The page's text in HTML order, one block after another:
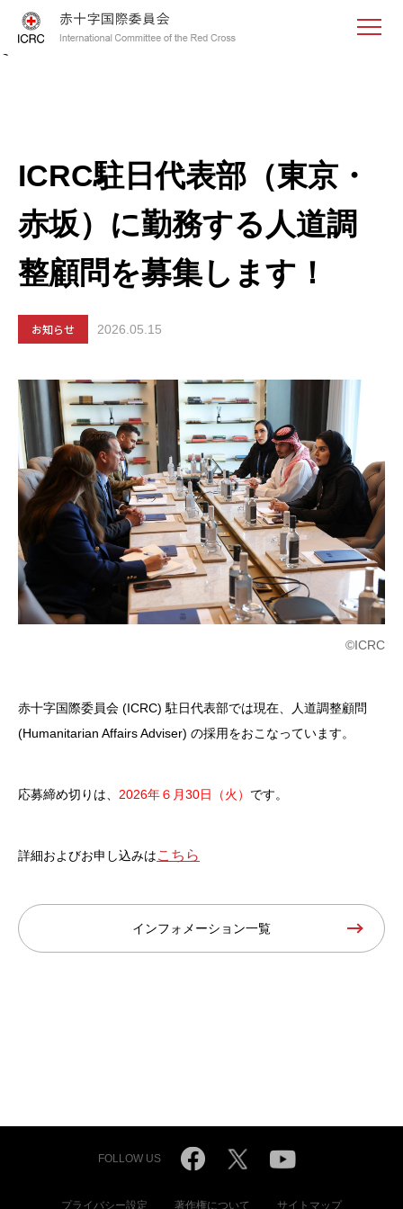
<
ICRC駐日代表部（東京・
赤坂）に勤務する人道調
整顧問を募集します！
お知らせ 2026.05.15
©ICRC
赤十字国際委員会 (ICRC) 駐日代表部では現在、人道調整顧問
(Humanitarian Affairs Adviser) の採用をおこなっています。
応募締め切りは、 2026年６月30日（火） です。
詳細およびお申し込みはこちら
インフォメーション一覧
FOLLOW US
プライバシー設定 著作権について サイトマップ